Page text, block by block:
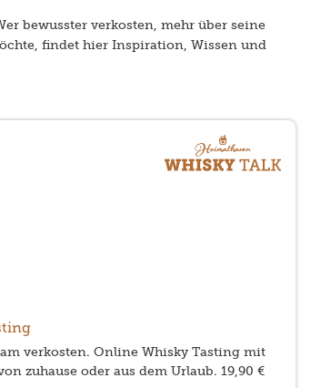
bewusster verkosten, mehr über seine
findet hier Inspiration, Wissen und
verkosten. Online Whisky Tasting mit
zuhause oder aus dem Urlaub. 19,90 €